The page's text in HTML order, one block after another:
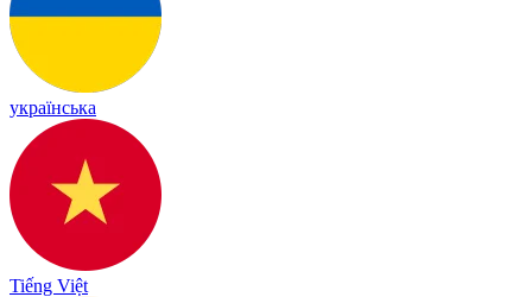
українська
Tiếng Việt